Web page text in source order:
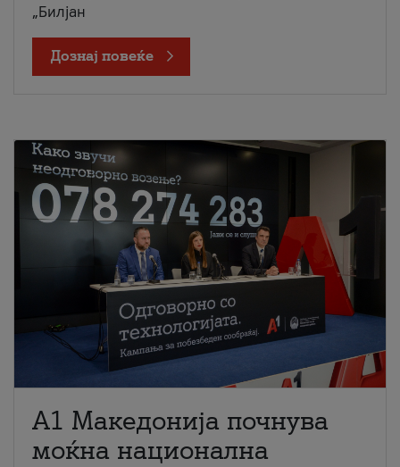
„Билјан
Дознај повеќе
A1 Македонија почнува
моќна национална